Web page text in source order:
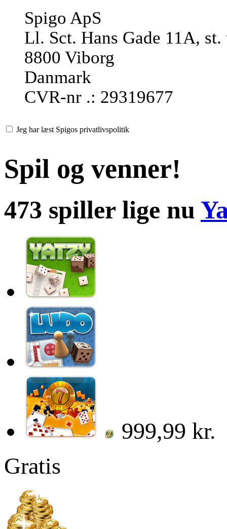
Spigo ApS
Ll. Sct. Hans Gade 11A, st.
8800 Viborg
Danmark
CVR-nr .: 29319677
Jeg har læst Spigos privatlivspolitik
Spil og venner!
473 spiller lige nu
999,99 kr.
Gratis